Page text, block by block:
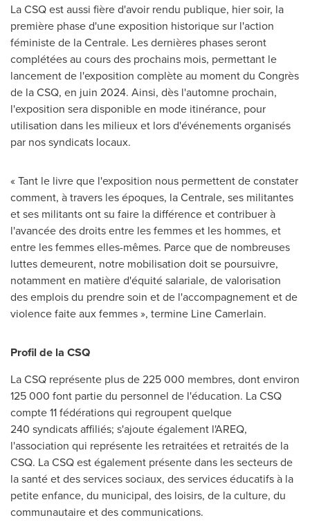
La CSQ est aussi fière d'avoir rendu publique, hier soir, la
première phase d'une exposition historique sur l'action
féministe de la Centrale. Les dernières phases seront
complétées au cours des prochains mois, permettant le
lancement de l'exposition complète au moment du Congrès
de la CSQ, en juin 2024. Ainsi, dès l'automne prochain,
l'exposition sera disponible en mode itinérance, pour
utilisation dans les milieux et lors d'événements organisés
par nos syndicats locaux.
« Tant le livre que l'exposition nous permettent de constater
comment, à travers les époques, la Centrale, ses militantes
et ses militants ont su faire la différence et contribuer à
l'avancée des droits entre les femmes et les hommes, et
entre les femmes elles-mêmes. Parce que de nombreuses
luttes demeurent, notre mobilisation doit se poursuivre,
notamment en matière d'équité salariale, de valorisation
des emplois du prendre soin et de l'accompagnement et de
violence faite aux femmes », termine Line Camerlain.
Profil de la CSQ
La CSQ représente plus de 225 000 membres, dont environ
125 000 font partie du personnel de l'éducation. La CSQ
compte 11 fédérations qui regroupent quelque
240 syndicats affiliés; s'ajoute également l'AREQ,
l'association qui représente les retraitées et retraités de la
CSQ. La CSQ est également présente dans les secteurs de
la santé et des services sociaux, des services éducatifs à la
petite enfance, du municipal, des loisirs, de la culture, du
communautaire et des communications.